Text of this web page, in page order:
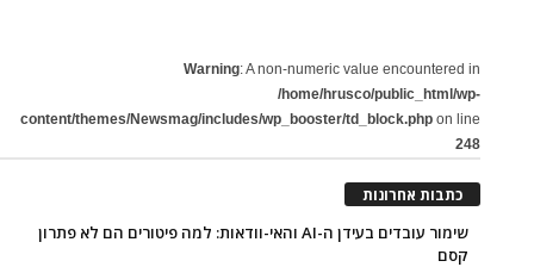
Warning: A non-numeric value encountered in
/home/hrusco/public_html/wp-
content/themes/Newsmag/includes/wp_booster/td_block.php on line
248
כתבות אחרונות
שימור עובדים בעידן ה-AI והאי-וודאות: למה פיטורים הם לא פתרון
קסם